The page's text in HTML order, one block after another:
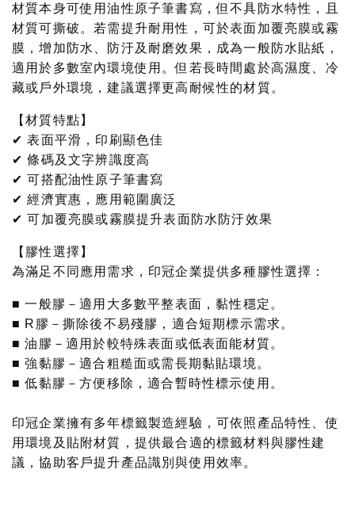
材質本身可使用油性原子筆書寫，但不具防水特性，且
材質可撕破。若需提升耐用性，可於表面加覆亮膜或霧
膜，增加防水、防汙及耐磨效果，成為一般防水貼紙，
適用於多數室內環境使用。但若長時間處於高濕度、冷
藏或戶外環境，建議選擇更高耐候性的材質。
【材質特點】
✔ 表面平滑，印刷顯色佳
✔ 條碼及文字辨識度高
✔ 可搭配油性原子筆書寫
✔ 經濟實惠，應用範圍廣泛
✔ 可加覆亮膜或霧膜提升表面防水防汙效果
【膠性選擇】
為滿足不同應用需求，印冠企業提供多種膠性選擇：
■ 一般膠－適用大多數平整表面，黏性穩定。
■ R膠－撕除後不易殘膠，適合短期標示需求。
■ 油膠－適用於較特殊表面或低表面能材質。
■ 強黏膠－適合粗糙面或需長期黏貼環境。
■ 低黏膠－方便移除，適合暫時性標示使用。
印冠企業擁有多年標籤製造經驗，可依照產品特性、使
用環境及貼附材質，提供最合適的標籤材料與膠性建
議，協助客戶提升產品識別與使用效率。